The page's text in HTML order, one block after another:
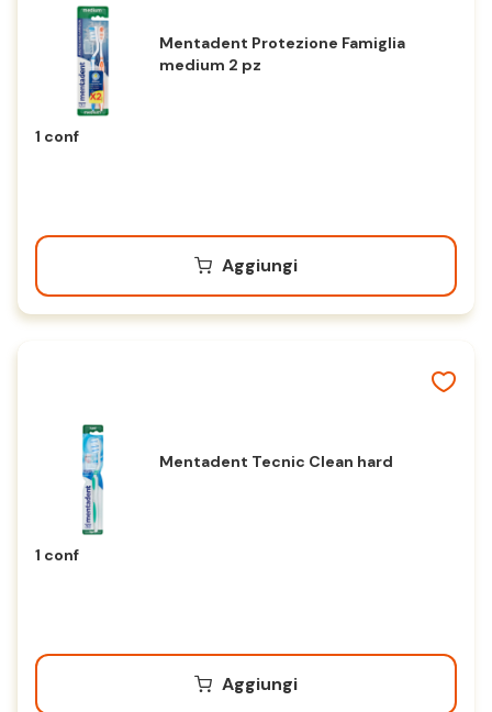
Mentadent Protezione Famiglia
medium 2 pz
1 conf
Aggiungi
Mentadent Tecnic Clean hard
1 conf
Aggiungi